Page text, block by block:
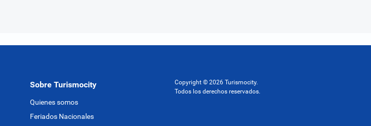
Sobre Turismocity
Quienes somos
Feriados Nacionales
Copyright © 2026 Turismocity.
Todos los derechos reservados.